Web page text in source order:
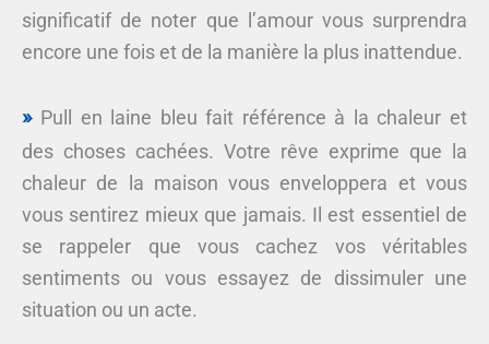
significatif de noter que l’amour vous surprendra
encore une fois et de la manière la plus inattendue.
Pull en laine bleu fait référence à la chaleur et
des choses cachées. Votre rêve exprime que la
chaleur de la maison vous enveloppera et vous
vous sentirez mieux que jamais. Il est essentiel de
se rappeler que vous cachez vos véritables
sentiments ou vous essayez de dissimuler une
situation ou un acte.